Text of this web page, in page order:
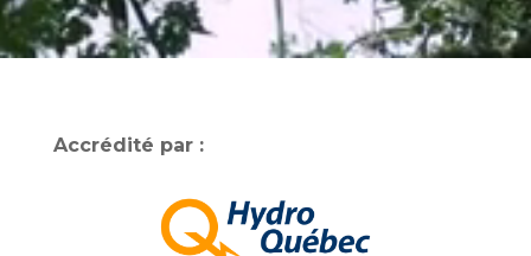
Accrédité par :